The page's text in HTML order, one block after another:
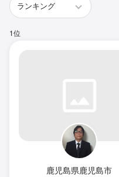
1位
鹿児島県鹿児島市